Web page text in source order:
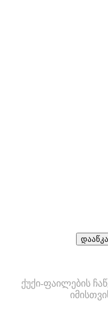
ქუქი-ფაილების